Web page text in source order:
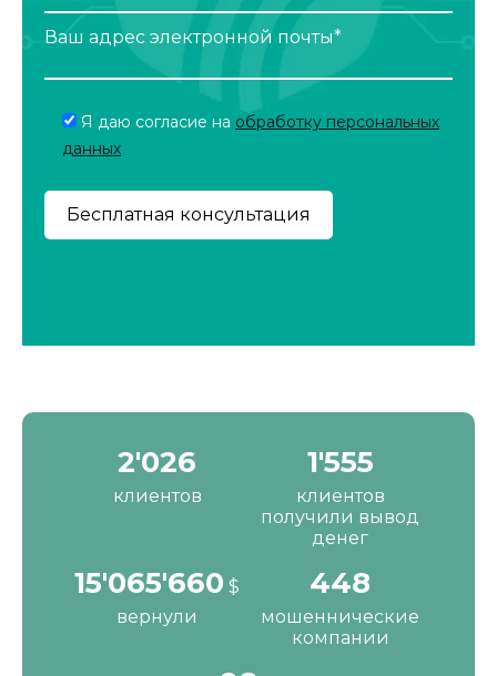
Ваш адрес электронной почты*
Я даю согласие на обработку персональных
данных
2'190
клиентов
1'680
клиентов
получили вывод
денег
16'287'200 $
вернули
484
мошеннические
компании